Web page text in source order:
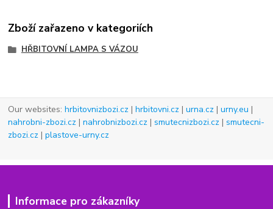
Zboží zařazeno v kategoriích
HŘBITOVNÍ LAMPA S VÁZOU
Our websites:hrbitovnizbozi.cz |hrbitovni.cz |urna.cz |urny.eu |
nahrobni-zbozi.cz |nahrobnizbozi.cz |smutecnizbozi.cz |smutecni-
zbozi.cz |plastove-urny.cz
Informace pro zákazníky